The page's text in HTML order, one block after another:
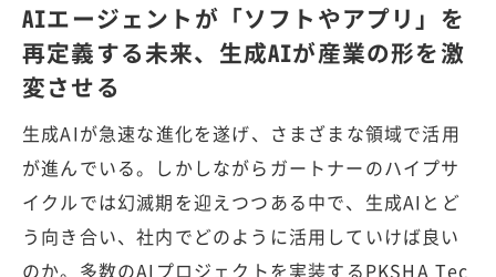
AIエージェントが「ソフトやアプリ」を
再定義する未来、生成AIが産業の形を激
変させる
生成AIが急速な進化を遂げ、さまざまな領域で活用
が進んでいる。しかしながらガートナーのハイプサ
イクルでは幻滅期を迎えつつある中で、生成AIとど
う向き合い、社内でどのように活用していけば良い
のか。多数のAIプロジェクトを実装するPKSHA Tec